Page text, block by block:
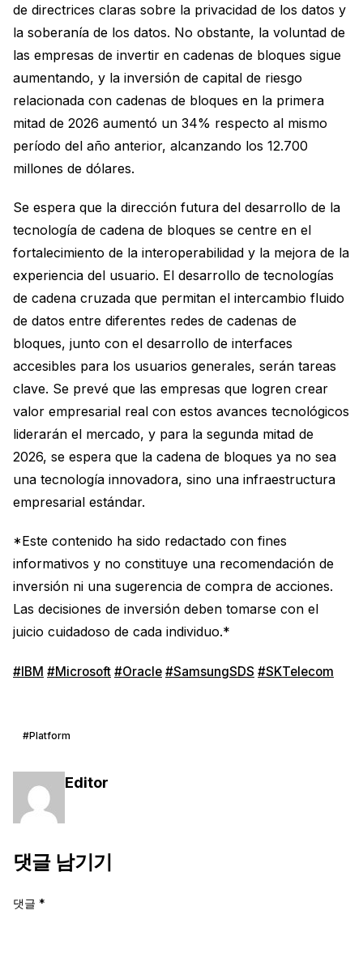
de directrices claras sobre la privacidad de los datos y
la soberanía de los datos. No obstante, la voluntad de
las empresas de invertir en cadenas de bloques sigue
aumentando, y la inversión de capital de riesgo
relacionada con cadenas de bloques en la primera
mitad de 2026 aumentó un 34% respecto al mismo
período del año anterior, alcanzando los 12.700
millones de dólares.
Se espera que la dirección futura del desarrollo de la
tecnología de cadena de bloques se centre en el
fortalecimiento de la interoperabilidad y la mejora de la
experiencia del usuario. El desarrollo de tecnologías
de cadena cruzada que permitan el intercambio fluido
de datos entre diferentes redes de cadenas de
bloques, junto con el desarrollo de interfaces
accesibles para los usuarios generales, serán tareas
clave. Se prevé que las empresas que logren crear
valor empresarial real con estos avances tecnológicos
liderarán el mercado, y para la segunda mitad de
2026, se espera que la cadena de bloques ya no sea
una tecnología innovadora, sino una infraestructura
empresarial estándar.
*Este contenido ha sido redactado con fines
informativos y no constituye una recomendación de
inversión ni una sugerencia de compra de acciones.
Las decisiones de inversión deben tomarse con el
juicio cuidadoso de cada individuo.*
#IBM #Microsoft #Oracle #SamsungSDS #SKTelecom
#Platform
Editor
댓글 남기기
댓글 *